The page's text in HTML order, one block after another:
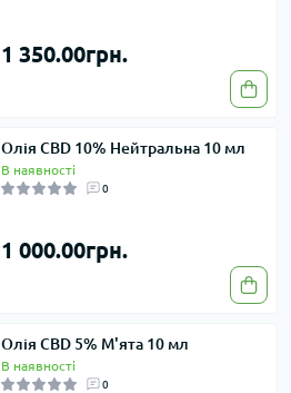
1 350.00грн.
Олія CBD 10% Нейтральна 10 мл
В наявності
0
1 000.00грн.
Олія CBD 5% М'ята 10 мл
В наявності
0